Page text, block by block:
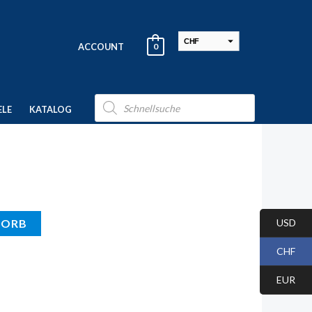
ACCOUNT 0
CHF
KATALOG
Products
search
USD
CHF
EUR